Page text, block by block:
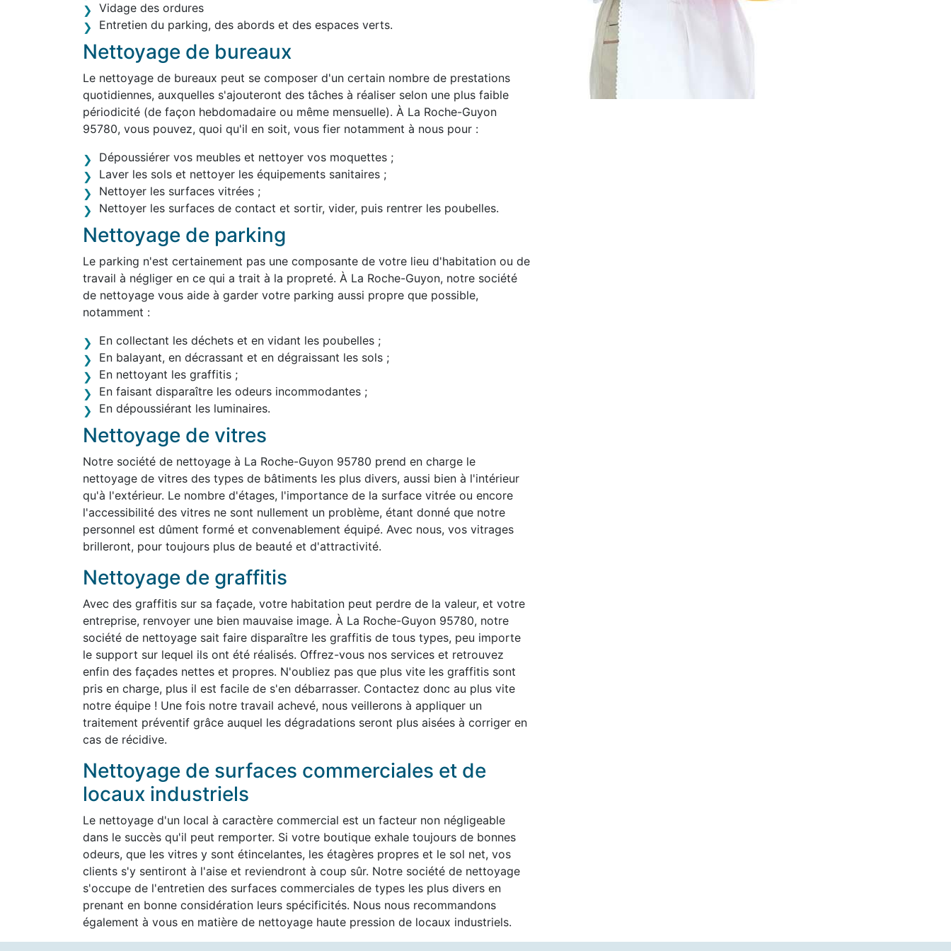
Vidage des ordures
Entretien du parking, des abords et des espaces verts.
Nettoyage de bureaux
Le nettoyage de bureaux peut se composer d'un certain nombre de prestations
quotidiennes, auxquelles s'ajouteront des tâches à réaliser selon une plus faible
périodicité (de façon hebdomadaire ou même mensuelle). À La Roche-Guyon
95780, vous pouvez, quoi qu'il en soit, vous fier notamment à nous pour :
Dépoussiérer vos meubles et nettoyer vos moquettes ;
Laver les sols et nettoyer les équipements sanitaires ;
Nettoyer les surfaces vitrées ;
Nettoyer les surfaces de contact et sortir, vider, puis rentrer les poubelles.
Nettoyage de parking
Le parking n'est certainement pas une composante de votre lieu d'habitation ou de
travail à négliger en ce qui a trait à la propreté. À La Roche-Guyon, notre société
de nettoyage vous aide à garder votre parking aussi propre que possible,
notamment :
En collectant les déchets et en vidant les poubelles ;
En balayant, en décrassant et en dégraissant les sols ;
En nettoyant les graffitis ;
En faisant disparaître les odeurs incommodantes ;
En dépoussiérant les luminaires.
Nettoyage de vitres
Notre société de nettoyage à La Roche-Guyon 95780 prend en charge le
nettoyage de vitres des types de bâtiments les plus divers, aussi bien à l'intérieur
qu'à l'extérieur. Le nombre d'étages, l'importance de la surface vitrée ou encore
l'accessibilité des vitres ne sont nullement un problème, étant donné que notre
personnel est dûment formé et convenablement équipé. Avec nous, vos vitrages
brilleront, pour toujours plus de beauté et d'attractivité.
Nettoyage de graffitis
Avec des graffitis sur sa façade, votre habitation peut perdre de la valeur, et votre
entreprise, renvoyer une bien mauvaise image. À La Roche-Guyon 95780, notre
société de nettoyage sait faire disparaître les graffitis de tous types, peu importe
le support sur lequel ils ont été réalisés. Offrez-vous nos services et retrouvez
enfin des façades nettes et propres. N'oubliez pas que plus vite les graffitis sont
pris en charge, plus il est facile de s'en débarrasser. Contactez donc au plus vite
notre équipe ! Une fois notre travail achevé, nous veillerons à appliquer un
traitement préventif grâce auquel les dégradations seront plus aisées à corriger en
cas de récidive.
Nettoyage de surfaces commerciales et de
locaux industriels
Le nettoyage d'un local à caractère commercial est un facteur non négligeable
dans le succès qu'il peut remporter. Si votre boutique exhale toujours de bonnes
odeurs, que les vitres y sont étincelantes, les étagères propres et le sol net, vos
clients s'y sentiront à l'aise et reviendront à coup sûr. Notre société de nettoyage
s'occupe de l'entretien des surfaces commerciales de types les plus divers en
prenant en bonne considération leurs spécificités. Nous nous recommandons
également à vous en matière de nettoyage haute pression de locaux industriels.